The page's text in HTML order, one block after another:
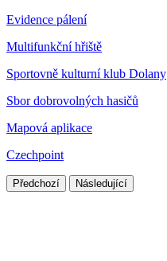
Evidence pálení
Multifunkční hřiště
Sportovně kulturní klub Dolany
Sbor dobrovolných hasičů
Mapová aplikace
Czechpoint
Předchozí Následující